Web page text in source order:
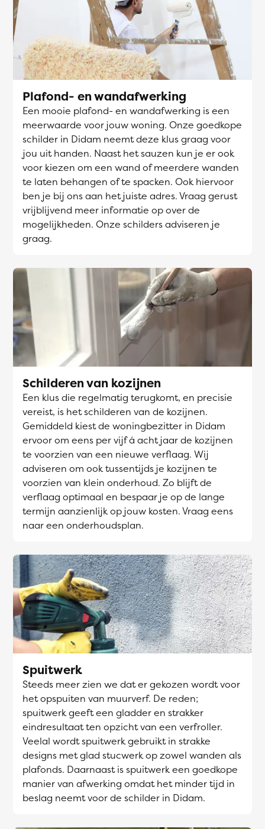
Plafond- en wandafwerking
Een mooie plafond- en wandafwerking is een
meerwaarde voor jouw woning. Onze goedkope
schilder in Didam neemt deze klus graag voor
jou uit handen. Naast het sauzen kun je er ook
voor kiezen om een wand of meerdere wanden
te laten behangen of te spacken. Ook hiervoor
ben je bij ons aan het juiste adres. Vraag gerust
vrijblijvend meer informatie op over de
mogelijkheden. Onze schilders adviseren je
graag.
Schilderen van kozijnen
Een klus die regelmatig terugkomt, en precisie
vereist, is het schilderen van de kozijnen.
Gemiddeld kiest de woningbezitter in Didam
ervoor om eens per vijf á acht jaar de kozijnen
te voorzien van een nieuwe verflaag. Wij
adviseren om ook tussentijds je kozijnen te
voorzien van klein onderhoud. Zo blijft de
verflaag optimaal en bespaar je op de lange
termijn aanzienlijk op jouw kosten. Vraag eens
naar een onderhoudsplan.
Spuitwerk
Steeds meer zien we dat er gekozen wordt voor
het opspuiten van muurverf. De reden;
spuitwerk geeft een gladder en strakker
eindresultaat ten opzicht van een verfroller.
Veelal wordt spuitwerk gebruikt in strakke
designs met glad stucwerk op zowel wanden als
plafonds. Daarnaast is spuitwerk een goedkope
manier van afwerking omdat het minder tijd in
beslag neemt voor de schilder in Didam.